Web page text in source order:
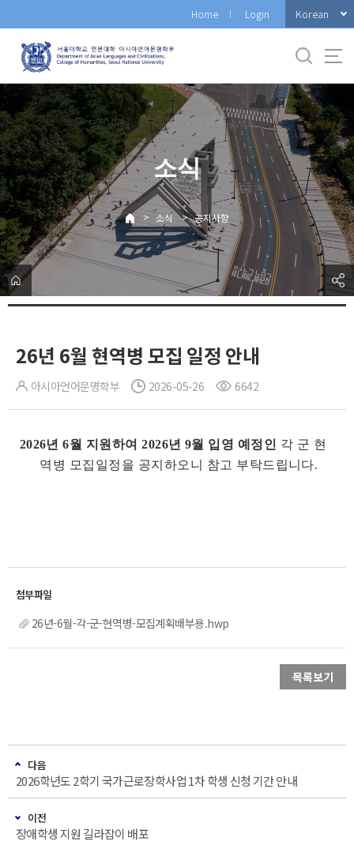
로
메
뉴
Home Login Korean
소식
> 소식 > 공지사항
26년 6월 현역병 모집 일정 안내
아시아언어문명학부 2026-05-26 6642
2026년 6월 지원하여 2026년 9월 입영 예정인 각 군 현
역병 모집일정을 공지하오니 참고 부탁드립니다.
26년-6월-각-군-현역병-모집계획배부용.hwp
목록보기
다음
2026학년도 2학기 국가근로장학사업 1차 학생 신청 기간 안내
이전
장애학생 지원 길라잡이 배포